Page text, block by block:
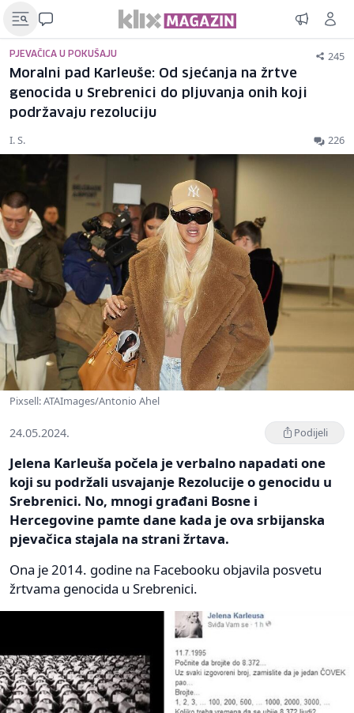
PJEVAČICA U POKUŠAJU 245
Moralni pad Karleuše: Od sjećanja na žrtve
genocida u Srebrenici do pljuvanja onih koji
podržavaju rezoluciju
I. S. 226
Pixsell: ATAImages/Antonio Ahel
24.05.2024. Podijeli
Jelena Karleuša počela je verbalno napadati one
koji su podržali usvajanje Rezolucije o genocidu u
Srebrenici. No, mnogi građani Bosne i
Hercegovine pamte dane kada je ova srbijanska
pjevačica stajala na strani žrtava.
Ona je 2014. godine na Facebooku objavila posvetu
žrtvama genocida u Srebrenici.